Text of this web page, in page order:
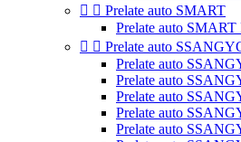
  Prelate auto SMART
Prelate auto SMART
  Prelate auto
Prelate auto
Prelate auto
Prelate auto
Prelate auto
Prelate auto